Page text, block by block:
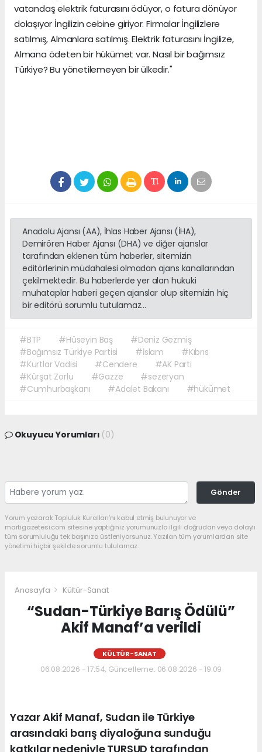
vatandaş elektrik faturasını ödüyor, o fatura dönüyor
dolaşıyor İngilizin cebine giriyor. Firmalar İngilizlere
satılmış, Almanlara satılmış. Elektrik faturasını İngilize,
Almana ödeten bir hükümet var. Nasıl bir bağımsız
Türkiye? Bu yönetilemeyen bir ülkedir."
Anadolu Ajansı (AA), İhlas Haber Ajansı (İHA),
Demirören Haber Ajansı (DHA) ve diğer ajanslar
tarafından eklenen tüm haberler, sitemizin
editörlerinin müdahalesi olmadan ajans kanallarından
çekilmektedir. Bu haberlerde yer alan hukuki
muhataplar haberi geçen ajanslar olup sitemizin hiç
bir editörü sorumlu tutulamaz...
#BTP #Hüseyin Baş
#Deniz Gezmiş
#Bağımsız Türkiye Partisi
#İslam
#Kıbrıs
#Kurtlar Vadisi
#Cendere
#AK Parti
#Kürşat Zorlu
#Gazze
#sezeryan
#Cumhurbaşkanı
#Adalet Bakanı #hükümet
Okuyucu Yorumları (0)
Gönder
Yorum yazarak Topluluk Kuralları’nı kabul etmiş bulunuyor ve
martigazetesi.com sitesine yaptığınız yorumunuzla ilgili doğrudan veya dolaylı
tüm sorumluluğu tek başınıza üstleniyorsunuz. Yazılan tüm yorumlardan site
yönetimi hiçbir şekilde sorumlu tutulamaz.
Anasayfa Kültür-Sanat
“Sudan-Türkiye Barış Ödülü”
Akif Manaf’a verildi
KÜLTÜR-SANAT
06.08.2026 - 17:54, Güncelleme: 06.08.2026 - 19:09
Yazar Akif Manaf, Sudan ile Türkiye
arasındaki barış diyaloğuna sunduğu
katkılar nedeniyle TURSUD tarafından